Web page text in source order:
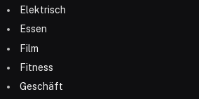
Elektrisch
Essen
Film
Fitness
Geschäft